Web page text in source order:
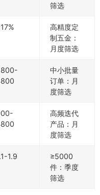
筛选
高精度定
制五金：
月度筛选
中小批量
订单：月
度筛选
高频迭代
产品：月
度筛选
1.9
≥5000
件：季度
筛选